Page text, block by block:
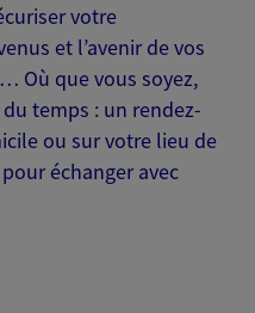
votre
et l’avenir de vos
Où que vous soyez,
temps : un rendez-
ou sur votre lieu de
échanger avec